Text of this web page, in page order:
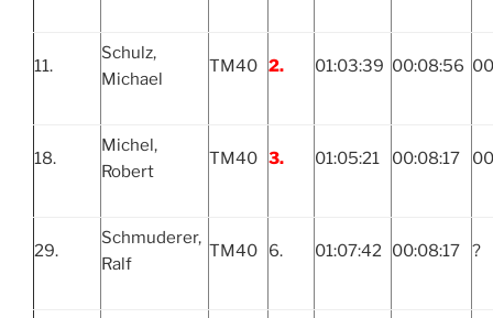
11.
Schulz,
Michael
TM40 2. 01:03:39 00:08:56
18.
Michel,
Robert
TM40 3. 01:05:21 00:08:17
29.
Schmuderer,
Ralf
TM40 6. 01:07:42 00:08:17 ?